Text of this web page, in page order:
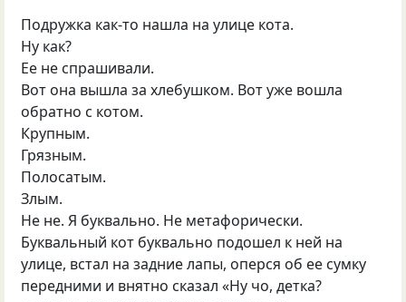
Подружка как-то нашла на улице кота.
Ну как?
Ее не спрашивали.
Вот она вышла за хлебушком. Вот уже вошла
обратно с котом.
Крупным.
Грязным.
Полосатым.
Злым.
Не не. Я буквально. Не метафорически.
Буквальный кот буквально подошел к ней на
улице, встал на задние лапы, оперся об ее сумку
передними и внятно сказал «Ну чо, детка?